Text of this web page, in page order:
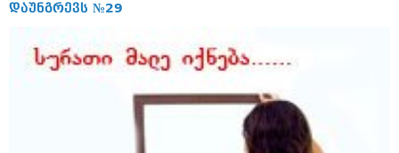
სექტემბერი 2017 (261)
აგვისტო 2017 (212)
ივნისი 2017 (265)
მაისი 2017 (216)
დაუნგრევს №29